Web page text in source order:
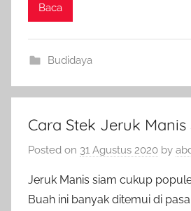
Baca
Budidaya
Cara Stek Jeruk Manis
Posted on 31 Agustus 2020 by
Jeruk Manis siam cukup
Buah ini banyak ditemui di